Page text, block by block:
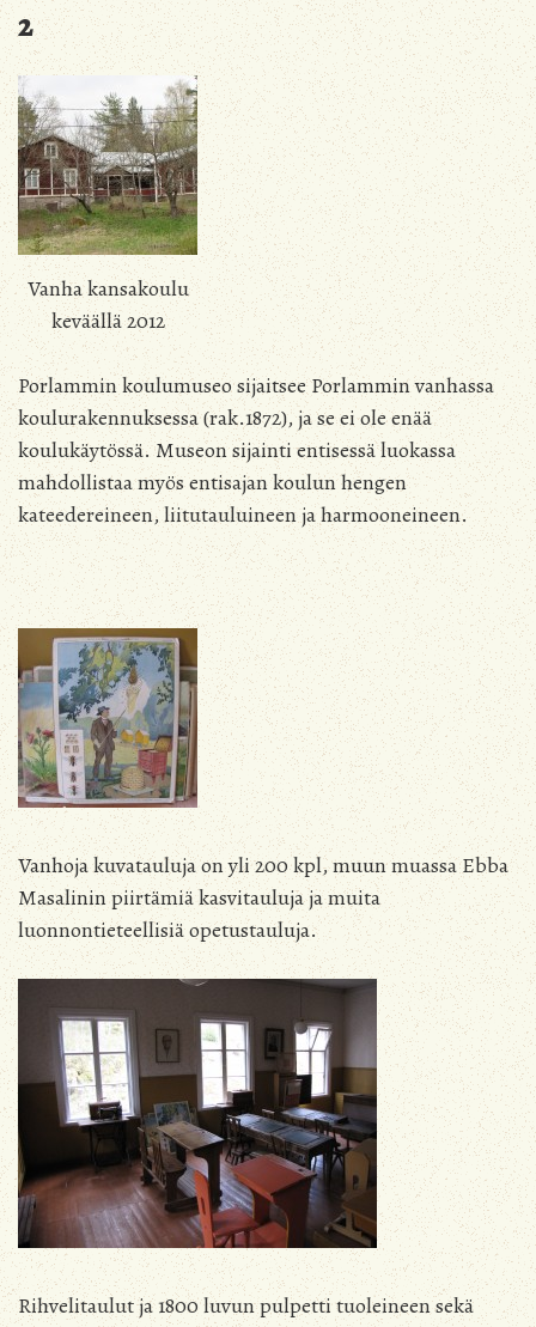
2
Vanha kansakoulu
keväällä 2012
Porlammin koulumuseo sijaitsee Porlammin vanhassa
koulurakennuksessa (rak.1872), ja se ei ole enää
koulukäytössä. Museon sijainti entisessä luokassa
mahdollistaa myös entisajan koulun hengen
kateedereineen, liitutauluineen ja harmooneineen.
Vanhoja kuvatauluja on yli 200 kpl, muun muassa Ebba
Masalinin piirtämiä kasvitauluja ja muita
luonnontieteellisiä opetustauluja.
Rihvelitaulut ja 1800 luvun pulpetti tuoleineen sekä